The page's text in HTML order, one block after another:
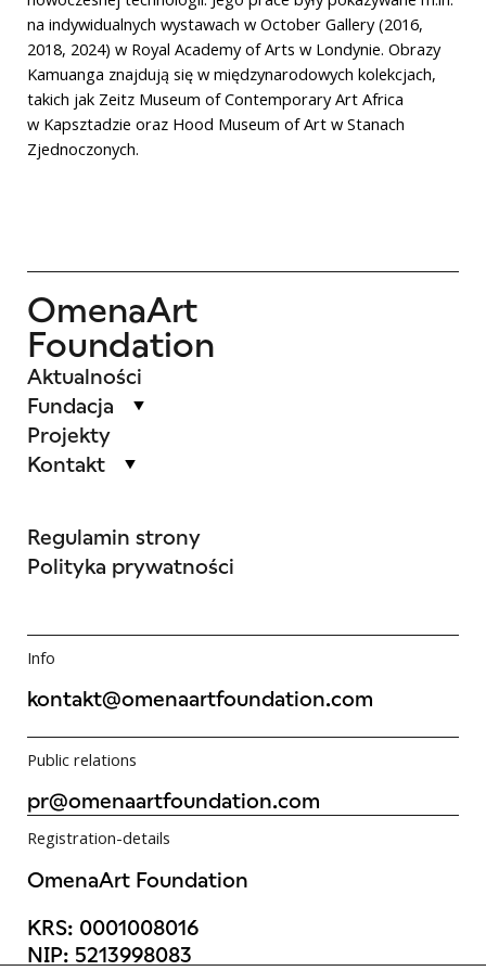
na indywidualnych wystawach w October Gallery (2016,
2018, 2024) w Royal Academy of Arts w Londynie. Obrazy
Kamuanga znajdują się w międzynarodowych kolekcjach,
takich jak Zeitz Museum of Contemporary Art Africa
w Kapsztadzie oraz Hood Museum of Art w Stanach
Zjednoczonych.
OmenaArt
Foundation
Aktualności
Fundacja
Projekty
Kontakt
Regulamin strony
Polityka prywatności
Info
kontakt@omenaartfoundation.com
Public relations
pr@omenaartfoundation.com
Registration-details
OmenaArt Foundation
KRS: 0001008016
NIP: 5213998083